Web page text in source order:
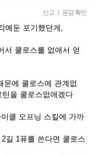
신고 | 공감 확인
예둔 포기했던게,
서 쿨로스를 없애서 얻
문에 쿨로스에 관계없
을 쿨로스없애겠다
클 오프닝 스킬에 가까
길 1퓨를 쓴다면 쿨로스